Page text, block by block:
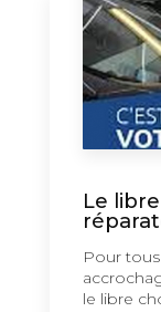
Le
Pour
le libre